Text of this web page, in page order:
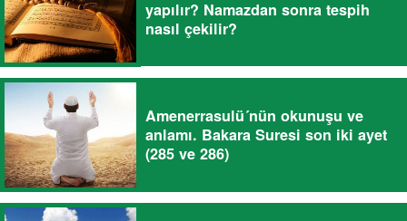
yapılır? Namazdan sonra tespih
nasıl çekilir?
Amenerrasulü´nün okunuşu ve
anlamı. Bakara Suresi son iki ayet
(285 ve 286)